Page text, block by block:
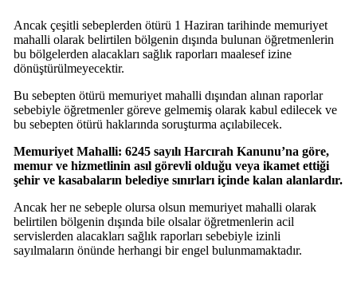
Ancak çeşitli sebeplerden ötürü 1 Haziran tarihinde memuriyet
mahalli olarak belirtilen bölgenin dışında bulunan öğretmenlerin
bu bölgelerden alacakları sağlık raporları maalesef izine
dönüştürülmeyecektir.
Bu sebepten ötürü memuriyet mahalli dışından alınan raporlar
sebebiyle öğretmenler göreve gelmemiş olarak kabul edilecek ve
bu sebepten ötürü haklarında soruşturma açılabilecek.
Memuriyet Mahalli: 6245 sayılı Harcırah Kanunu’na göre,
memur ve hizmetlinin asıl görevli olduğu veya ikamet ettiği
şehir ve kasabaların belediye sınırları içinde kalan alanlardır.
Ancak her ne sebeple olursa olsun memuriyet mahalli olarak
belirtilen bölgenin dışında bile olsalar öğretmenlerin acil
servislerden alacakları sağlık raporları sebebiyle izinli
sayılmaların önünde herhangi bir engel bulunmamaktadır.